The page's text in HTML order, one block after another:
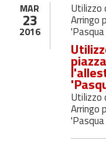
MAR
23
2016
Utilizzo
Arringo
Utilizzo
Arringo